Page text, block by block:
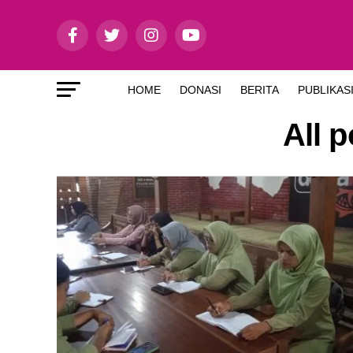
HOME DONASI BERITA PUBLIKASI
All